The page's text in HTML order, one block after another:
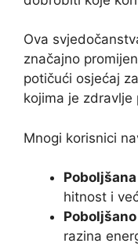
Ova
značajno
potičući osjećaj
kojima je
Mnogi korisnici
hitnost i
razina